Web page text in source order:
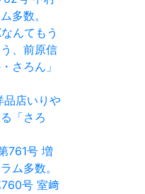
多数。
んてもう
、前原信
さろん」
品店いりや
「さろ
761号 増
ム多数。
号 室﨑